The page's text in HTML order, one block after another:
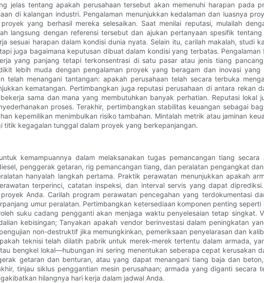
jelas tentang apakah perusahaan tersebut akan memenuhi harapan pada
di kalangan industri. Pengalaman menunjukkan kedalaman dan luasnya
yang berhasil mereka selesaikan. Saat menilai reputasi, mulailah
langsung dengan referensi tersebut dan ajukan pertanyaan spesifik
sesuai harapan dalam kondisi dunia nyata. Selain itu, carilah makalah, studi
juga bagaimana keputusan dibuat dalam kondisi yang terbatas.
yang panjang tetapi terkonsentrasi di satu pasar atau jenis tiang
lebih muda dengan pengalaman proyek yang beragam dan inovasi
telah menangani tantangan: apakah perusahaan telah secara terbuka
kematangan. Pertimbangkan juga reputasi perusahaan di antara rekan
sama dan mana yang membutuhkan banyak perhatian. Reputasi lokal
proses. Terakhir, pertimbangkan stabilitas keuangan sebagai
kepemilikan menimbulkan risiko tambahan. Mintalah metrik atau jaminan
titik kegagalan tunggal dalam proyek yang berkepanjangan.
kemampuannya dalam melaksanakan tugas pemancangan tiang
penggerak getaran, rig pemancangan tiang, dan peralatan pengangkat
hanyalah langkah pertama. Praktik perawatan menunjukkan apakah
terperinci, catatan inspeksi, dan interval servis yang dapat
Anda. Carilah program perawatan pencegahan yang terdokumentasi
umur peralatan. Pertimbangkan ketersediaan komponen penting
suku cadang pengganti akan menjaga waktu penyelesaian tetap singkat.
kebisingan; Tanyakan apakah vendor berinvestasi dalam peningkatan
non-destruktif jika memungkinkan, pemeriksaan penyelarasan dan
teknisi telah dilatih pabrik untuk merek-merek tertentu dalam armada,
bengkel lokal—hubungan ini sering menentukan seberapa cepat kerusakan
getaran dan benturan, atau yang dapat menangani tiang baja dan
tinjau siklus penggantian mesin perusahaan; armada yang diganti secara
hilangnya hari kerja dalam jadwal Anda.